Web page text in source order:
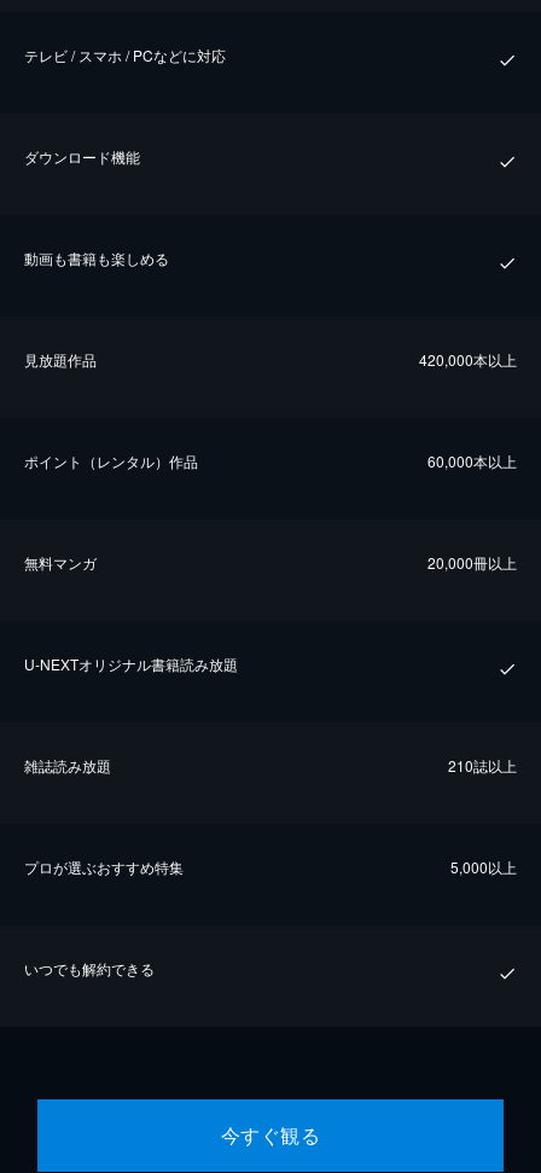
テレビ / スマホ / PCなどに対応
ダウンロード機能
動画も書籍も楽しめる
⾒放題作品 420,000本以上
ポイント（レンタル）作品 60,000本以上
無料マンガ 20,000冊以上
U-NEXTオリジナル書籍読み放題
雑誌読み放題 210誌以上
プロが選ぶおすすめ特集 5,000以上
いつでも解約できる
今すぐ観る